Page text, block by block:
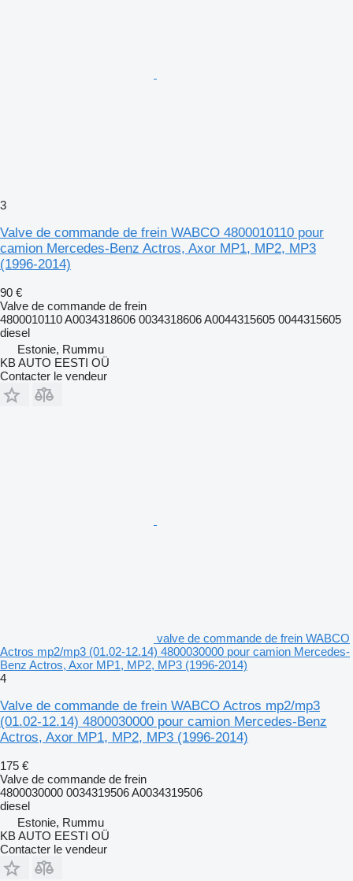
3
Valve de commande de frein WABCO 4800010110 pour
camion Mercedes-Benz Actros, Axor MP1, MP2, MP3
(1996-2014)
90 €
Valve de commande de frein
4800010110 A0034318606 0034318606 A0044315605 0044315605
diesel
Estonie, Rummu
KB AUTO EESTI OÜ
Contacter le vendeur
valve de commande de frein WABCO
Actros mp2/mp3 (01.02-12.14) 4800030000 pour camion Mercedes-
Benz Actros, Axor MP1, MP2, MP3 (1996-2014)
4
Valve de commande de frein WABCO Actros mp2/mp3
(01.02-12.14) 4800030000 pour camion Mercedes-Benz
Actros, Axor MP1, MP2, MP3 (1996-2014)
175 €
Valve de commande de frein
4800030000 0034319506 A0034319506
diesel
Estonie, Rummu
KB AUTO EESTI OÜ
Contacter le vendeur